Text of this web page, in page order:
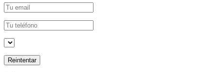
Reintentar